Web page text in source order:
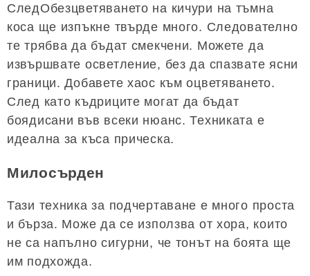
СледОбезцветяването на кичури на тъмна
коса ще изпъкне твърде много. Следователно
те трябва да бъдат смекчени. Можете да
извършвате осветление, без да спазвате ясни
граници. Добавете хаос към оцветяването.
След като къдриците могат да бъдат
боядисани във всеки нюанс. Техниката е
идеална за къса прическа.
Милосърден
Тази техника за подчертаване е много проста
и бърза. Може да се използва от хора, които
не са напълно сигурни, че тонът на боята ще
им подхожда.